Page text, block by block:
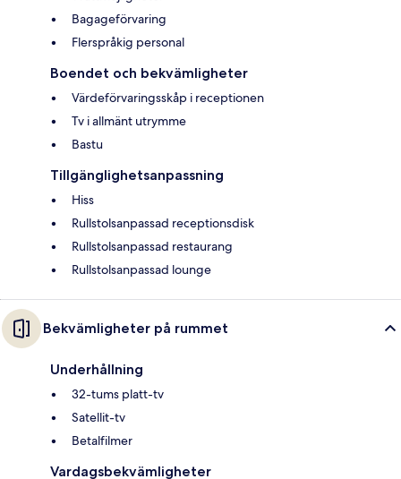
Bagageförvaring
Flerspråkig personal
Boendet och bekvämligheter
Värdeförvaringsskåp i receptionen
Tv i allmänt utrymme
Bastu
Tillgänglighetsanpassning
Hiss
Rullstolsanpassad receptionsdisk
Rullstolsanpassad restaurang
Rullstolsanpassad lounge
Bekvämligheter på rummet
Underhållning
32-tums platt-tv
Satellit-tv
Betalfilmer
Vardagsbekvämligheter